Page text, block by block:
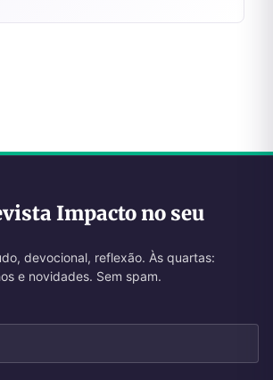
Impacto no seu
devocional, reflexão. Às quartas:
e novidades. Sem spam.